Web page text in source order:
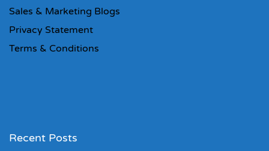
Sales & Marketing Blogs
Privacy Statement
Terms & Conditions
Recent Posts